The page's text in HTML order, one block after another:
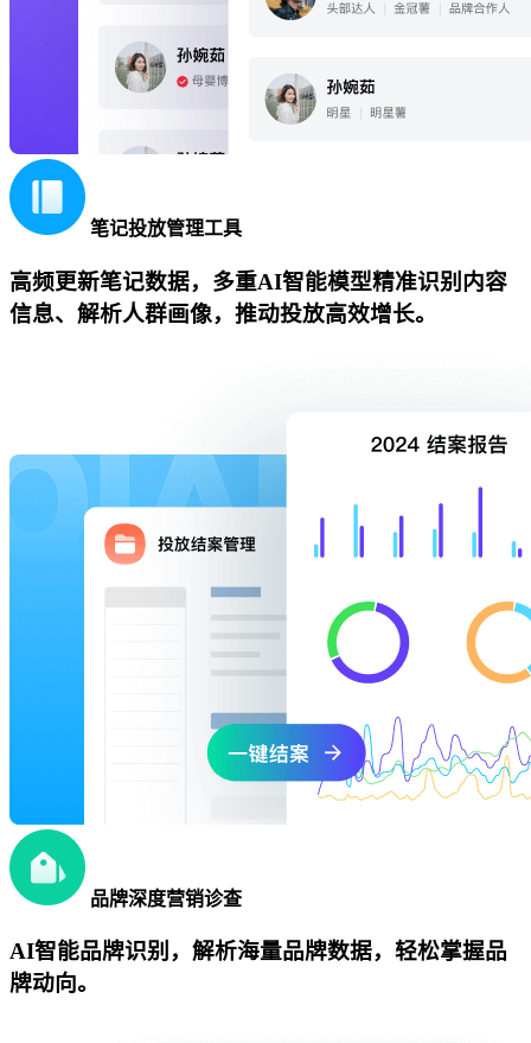
笔记投放管理工具
高频更新笔记数据，多重AI智能模型精准识别内容
信息、解析人群画像，推动投放高效增长。
品牌深度营销诊查
AI智能品牌识别，解析海量品牌数据，轻松掌握品
牌动向。